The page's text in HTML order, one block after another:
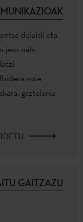
deialdi eta
jaso nahi
zure
gaztelania
GAITZAZU